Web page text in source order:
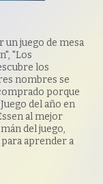
juego de mesa
"Los
los
nombres se
porque
del año en
al mejor
del juego,
aprender a